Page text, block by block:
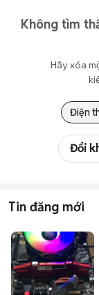
Không tìm
Hãy xóa
Điện
Đổi
Tin đăng mới